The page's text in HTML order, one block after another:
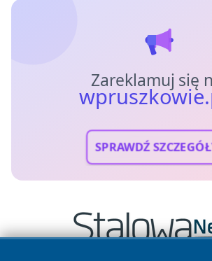
Zareklamuj się
SPRAWDŹ